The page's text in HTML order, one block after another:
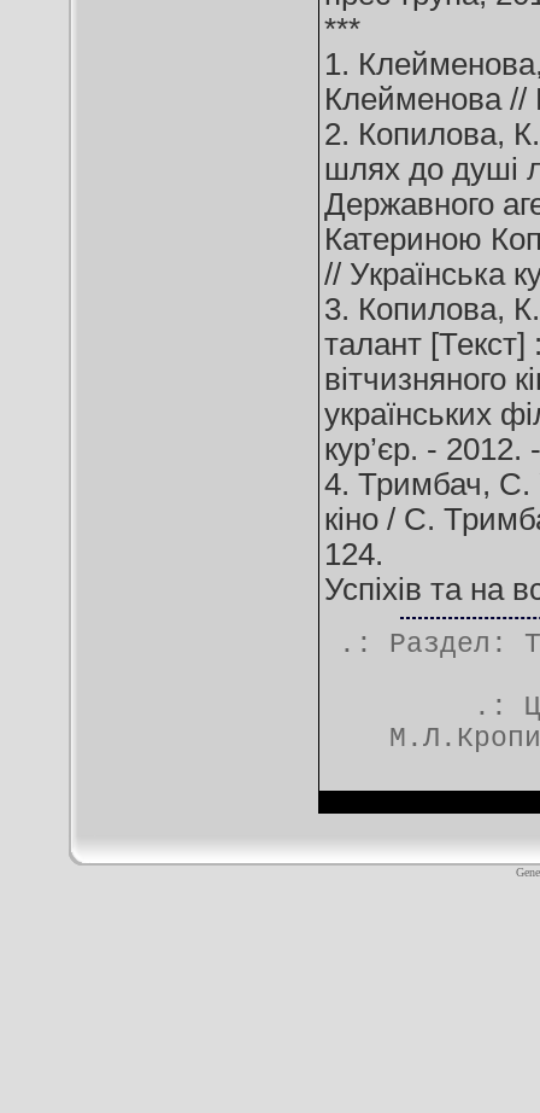
***
1.
Клейменова //
2. Копилова,
шлях до душі
Державного
Катериною
// Українська
3. Копилова,
талант [Текст]
вітчизняного
українських
кур’єр. -
4. Тримбач, С.
кіно / С.
124.
Успіхів та на
.: Раздел:
.: